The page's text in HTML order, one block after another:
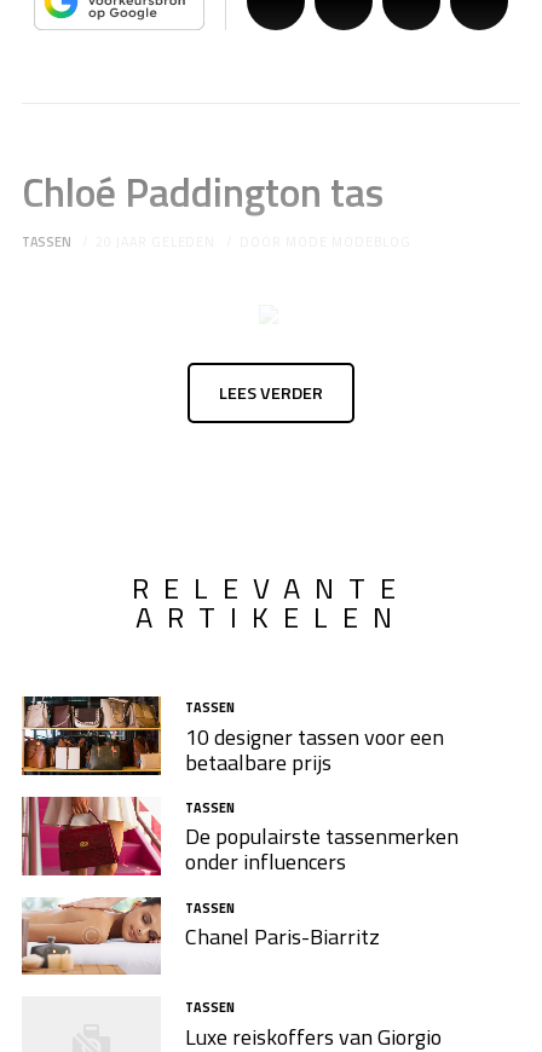
Chloé Paddington tas
TASSEN
LEES VERDER
RELEVANTE
ARTIKELEN
TASSEN
10 designer tassen voor een
betaalbare prijs
TASSEN
De populairste tassenmerken
onder influencers
TASSEN
Chanel Paris-Biarritz
TASSEN
Luxe reiskoffers van Giorgio